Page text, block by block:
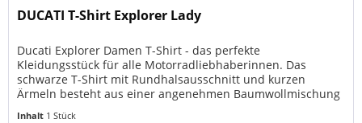
DUCATI T-Shirt Explorer Lady
Ducati Explorer Damen T-Shirt - das perfekte
Kleidungsstück für alle Motorradliebhaberinnen. Das
schwarze T-Shirt mit Rundhalsausschnitt und kurzen
Ärmeln besteht aus einer angenehmen Baumwollmischung
Inhalt 1 Stück